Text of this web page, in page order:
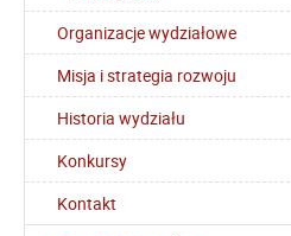
Organizacje wydziałowe
Misja i strategia rozwoju
Historia wydziału
Konkursy
Kontakt